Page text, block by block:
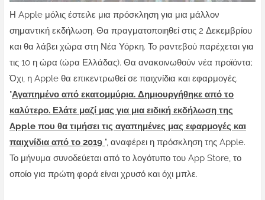
Η Apple μόλις έστειλε μια πρόσκληση για μια μάλλον
σημαντική εκδήλωση. Θα πραγματοποιηθεί στις 2 Δεκεμβρίου
και θα λάβει χώρα στη Νέα Υόρκη. Το ραντεβού παρέχεται για
τις 10 η ώρα (ώρα Ελλάδας). Θα ανακοινωθούν νέα προϊόντα;
Όχι, η Apple θα επικεντρωθεί σε παιχνίδια και εφαρμογές.
"Αγαπημένο από εκατομμύρια. Δημιουργήθηκε από το
καλύτερο. Ελάτε μαζί μας για μια ειδική εκδήλωση της
Apple που θα τιμήσει τις αγαπημένες μας εφαρμογές και
παιχνίδια από το 2019 ", αναφέρει η πρόσκληση της Apple.
Το μήνυμα συνοδεύεται από το λογότυπο του App Store, το
οποίο για πρώτη φορά είναι χρυσό και όχι μπλε.